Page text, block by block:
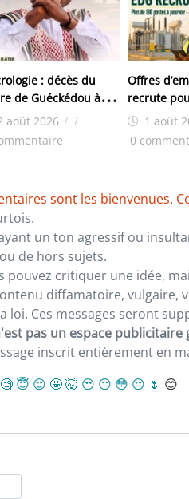
: décès du
de Guéckédou à
d’un mois de son
à la tête de la
août 2026 / /
Offres
recrute
postes1 août
0
sont les bienvenues.
un ton agressif ou
de hors sujets.
pouvez critiquer une idée,
diffamatoire, vulgaire,
loi. Ces messages seront
pas un espace publicitaire
inscrit entièrement en
🧐 😇 😌 🤩🤯 😒 😐 😳 😔 🌷 😊